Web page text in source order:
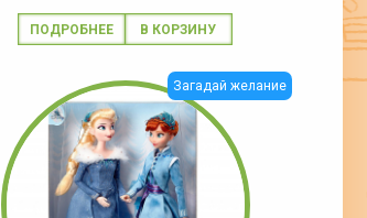
ПОДРОБНЕЕ
Загадай желание